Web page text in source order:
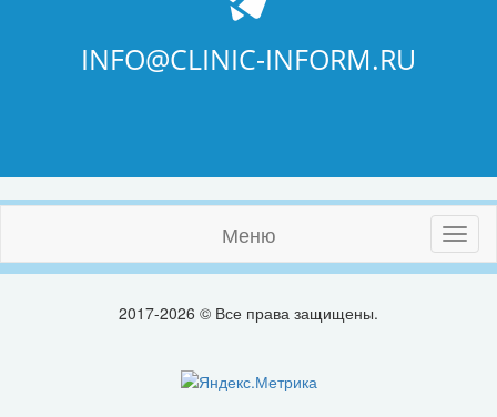
INFO@CLINIC-INFORM.RU
Меню
2017-2026 © Все права защищены.